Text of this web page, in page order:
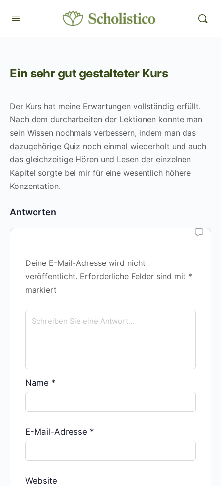
Ein sehr gut gestalteter Kurs
Der Kurs hat meine Erwartungen vollständig erfüllt.
Nach dem durcharbeiten der Lektionen konnte man
sein Wissen nochmals verbessern, indem man das
dazugehörige Quiz noch einmal wiederholt und auch
das gleichzeitige Hören und Lesen der einzelnen
Kapitel sorgte bei mir für eine wesentlich höhere
Konzentation.
Antworten
Deine E-Mail-Adresse wird nicht
veröffentlicht. Erforderliche Felder sind mit *
markiert
Name *
E-Mail-Adresse *
Website